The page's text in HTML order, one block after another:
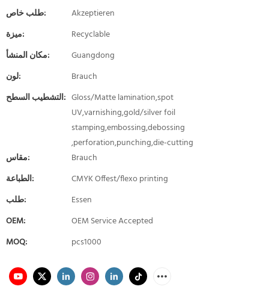
طلب خاص:
Akzeptieren
ميزة:
Recyclable
مكان المنشأ:
Guangdong
لون:
Brauch
التشطيب السطح: Gloss/Matte lamination,spot
UV,varnishing,gold/silver foil
stamping,embossing,debossing
,perforation,punching,die-cutting
مقاس:
Brauch
الطباعة:
CMYK Offest/flexo printing
طلب:
Essen
OEM:
OEM Service Accepted
MOQ:
pcs1000